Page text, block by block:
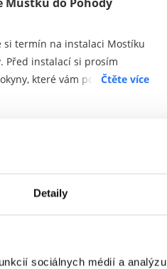
Detaily
sociálnych médií a